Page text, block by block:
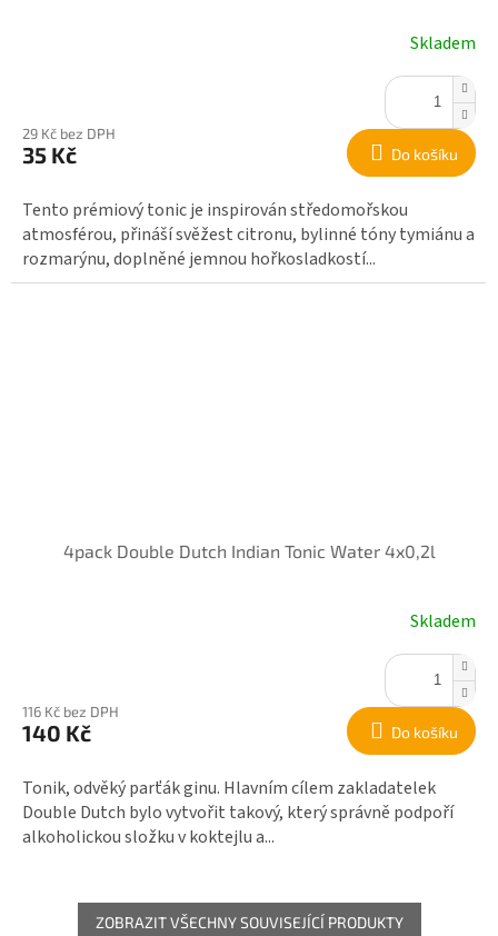
Skladem
29 Kč bez DPH
35 Kč Do košíku
Tento prémiový tonic je inspirován středomořskou
atmosférou, přináší svěžest citronu, bylinné tóny tymiánu a
rozmarýnu, doplněné jemnou hořkosladkostí...
4pack Double Dutch Indian Tonic Water 4x0,2l
Skladem
116 Kč bez DPH
140 Kč Do košíku
Tonik, odvěký parťák ginu. Hlavním cílem zakladatelek
Double Dutch bylo vytvořit takový, který správně podpoří
alkoholickou složku v koktejlu a...
ZOBRAZIT VŠECHNY SOUVISEJÍCÍ PRODUKTY